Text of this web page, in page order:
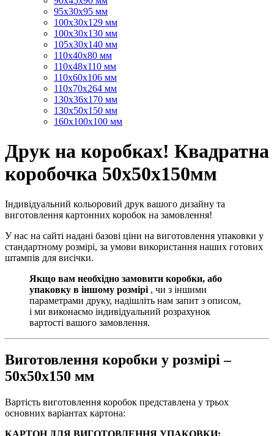
95х30х95 мм
100х30х129 мм
100х30х130 мм
105х30х140 мм
110х40х80 мм
110х48х110 мм
110х60х106 мм
110х70х264 мм
130х36х170 мм
130х50х150 мм
160х100х100 мм
Друк на коробках! Квадратна
коробочка 50х50х150мм
Індивідуальний кольоровий друк вашого дизайну та
виготовлення картонних коробок на замовлення!
У нас на сайті надані базові ціни на виготовлення упаковки у
стандартному розмірі, за умови використання наших готових
штампів для висічки.
Якщо вам необхідно замовити коробки, або
упаковку в іншому розмірі , чи з іншими
параметрами друку, надішліть нам запит з описом,
і ми виконаємо індивідуальний розрахунок
вартості вашого замовлення.
Виготовлення коробки у розмірі –
50х50х150 мм
Вартість виготовлення коробок представлена у трьох
основних варіантах картона:
КАРТОН ДЛЯ ВИГОТОВЛЕННЯ УПАКОВКИ: